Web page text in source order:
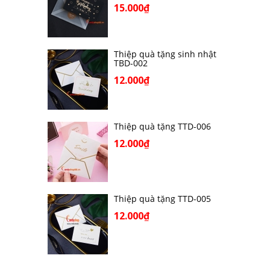
15.000₫
Thiệp quà tặng sinh nhật
TBD-002
12.000₫
Thiệp quà tặng TTD-006
12.000₫
Thiệp quà tặng TTD-005
12.000₫